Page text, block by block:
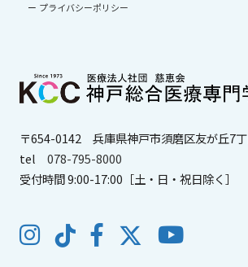
プライバシーポリシー
〒654-0142 兵庫県神戸市須磨区友が丘7
tel 078-795-8000
受付時間 9:00-17:00［土・日・祝日除く］